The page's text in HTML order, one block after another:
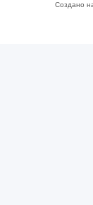
Создано